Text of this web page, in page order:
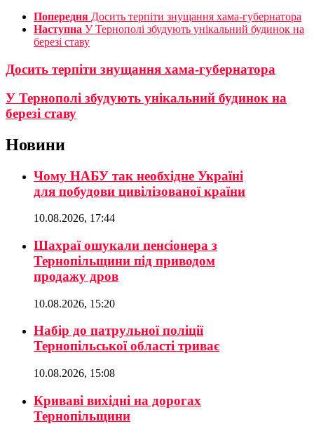
Попередня Досить терпіти знущання хама-губернатора
Наступна У Тернополі збудують унікальний будинок на
березі ставу
Досить терпіти знущання хама-губернатора
У Тернополі збудують унікальний будинок на
березі ставу
Новини
Чому НАБУ так необхідне Україні
для побудови цивілізованої країни
10.08.2026, 17:44
Шахраї ошукали пенсіонера з
Тернопільщини під приводом
продажу дров
10.08.2026, 15:20
Набір до патрульної поліції
Тернопільської області триває
10.08.2026, 15:08
Криваві вихідні на дорогах
Тернопільщини